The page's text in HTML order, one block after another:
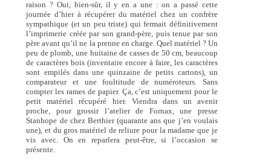
raison ? Oui, bien-sûr, il y en a une : on a passé cette
journée d’hier à récupérer du matériel chez un confrère
sympathique (et un peu triste) qui fermait définitivement
l’imprimerie créée par son grand-père, puis tenue par son
père avant qu’il ne la prenne en charge. Quel matériel ? Un
peu de plomb, une huitaine de casses de 50 cm, beaucoup
de caractères bois (inventaire encore à faire, les caractères
sont empilés dans une quinzaine de petits cartons), un
comparateur et une foultitude de numéroteurs. Sans
compter les rames de papier. Ça, c’est uniquement pour le
petit matériel récupéré hier. Viendra dans un avenir
proche, pour grossir l’atelier de Fornax, une presse
Stanhope de chez Berthier (quarante ans que j’en voulais
une), et du gros matériel de reliure pour la madame que je
vis avec. On en reparlera peut-être, si l’occasion se
présente.